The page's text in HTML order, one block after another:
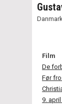
Danmark
Film
De
Før
9.